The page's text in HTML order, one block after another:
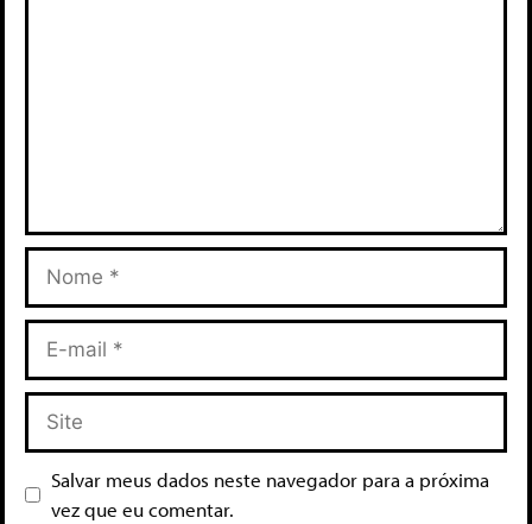
Salvar meus dados neste navegador para a próxima
vez que eu comentar.